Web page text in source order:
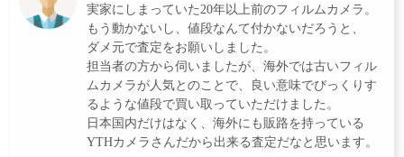
実家にしまっていた20年以上前のフィルムカメラ。
もう動かないし、値段なんて付かないだろうと、
ダメ元で査定をお願いしました。
担当者の方から伺いましたが、海外では古いフィル
ムカメラが人気とのことで、良い意味でびっくりす
るような値段で買い取っていただけました。
日本国内だけはなく、海外にも販路を持っている
YTHカメラさんだから出来る査定だなと思います。